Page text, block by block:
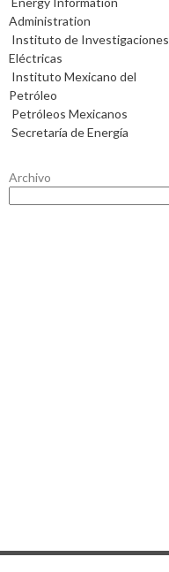
Administration
Instituto de Investigaciones
Eléctricas
Instituto Mexicano del
Petróleo
Petróleos Mexicanos
Secretaría de Energía
Archivo